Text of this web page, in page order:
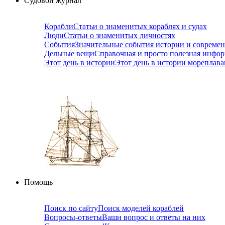
КораблиСтатьи о знаменитых кораблях и судах
ЛюдиСтатьи о знаменитых личностях
СобытияЗначительные события истории и
Дельные вещиСправочная и просто полезная
Этот день в историиЭтот день в истории
Помощь
Поиск по сайтуПоиск моделей кораблей
Вопросы-ответыВаши вопрос и ответы на них